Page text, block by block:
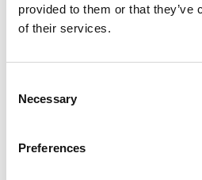
provided to them or that they’ve
of their services.
Selection
Necessary
Preferences
Il commercio retail
dinamica